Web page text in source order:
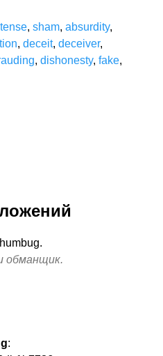
, sham, absurdity,
, deceit, deceiver,
, dishonesty, fake,
обманщик.
: